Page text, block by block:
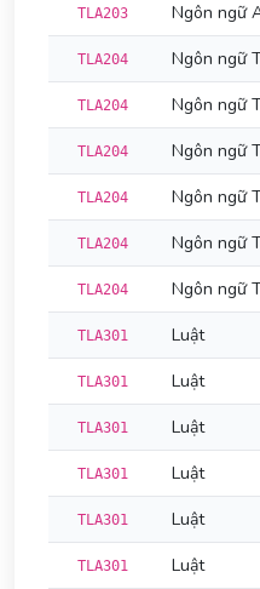
TLA203 Ngôn ngữ
TLA204 Ngôn ngữ
TLA204 Ngôn ngữ
TLA204 Ngôn ngữ
TLA204 Ngôn ngữ
TLA204 Ngôn ngữ
TLA204 Ngôn ngữ
TLA301 Luật
TLA301 Luật
TLA301 Luật
TLA301 Luật
TLA301 Luật
TLA301 Luật